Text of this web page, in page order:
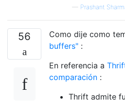
— Prashant
56 Como dije como
buffers" :
En referencia a
comparación :
Thrift admite